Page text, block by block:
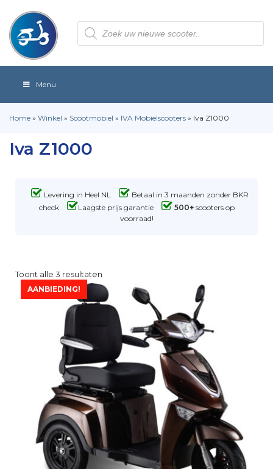
Producten
zoeken
Menu
Home » Winkel » Scootmobiel » IVA Mobielscooters » Iva Z1000
Iva Z1000
Levering in Heel NL
Betaal in 3 maanden zonder BKR
check
Laagste prijs garantie 500+scooters op
voorraad!
Toont alle 3 resultaten
AANBIEDING!